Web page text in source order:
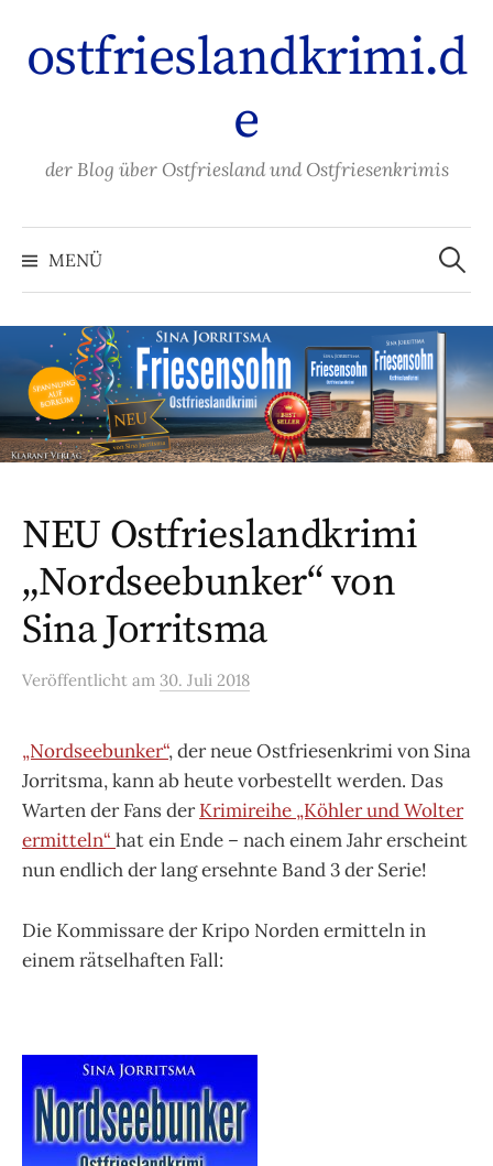
Inhalt
überspringen
ostfrieslandkrimi.d
e
der Blog über Ostfriesland und Ostfriesenkrimis
MENÜ
Suchen
nach:
NEU Ostfrieslandkrimi
„Nordseebunker“ von
Sina Jorritsma
Veröffentlicht am 30. Juli 2018
„Nordseebunker“, der neue Ostfriesenkrimi von Sina
Jorritsma, kann ab heute vorbestellt werden. Das
Warten der Fans derKrimireihe „Köhler und Wolter
ermitteln“ hat ein Ende – nach einem Jahr erscheint
nun endlich der lang ersehnte Band 3 der Serie!
Die Kommissare der Kripo Norden ermitteln in
einem rätselhaften Fall: